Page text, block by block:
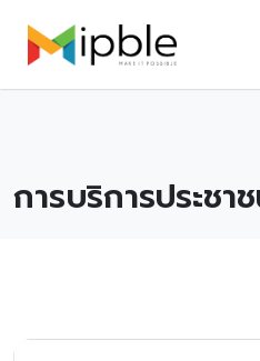
content
การบริการประชา